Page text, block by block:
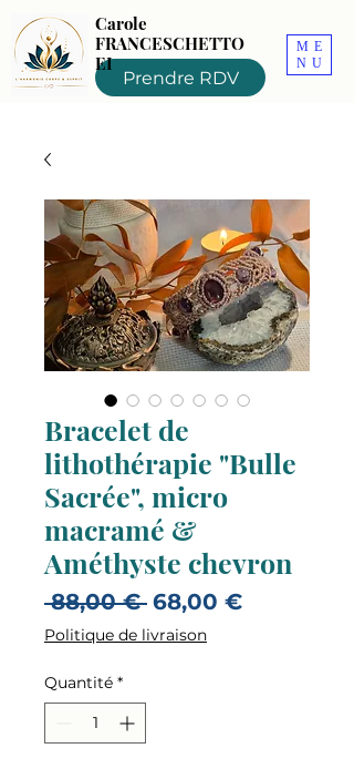
Prendre RDV
ME
NU
Carole
FRANCESCHETTO
EI
Bracelet de
lithothérapie "Bulle
Sacrée", micro
macramé &
Améthyste chevron
88,00 € Prix
original
68,00 €Prix
Politique de livraison
Quantité *